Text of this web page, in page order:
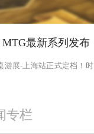
MTG最新系列发布
展-上海站正式定档！
专栏